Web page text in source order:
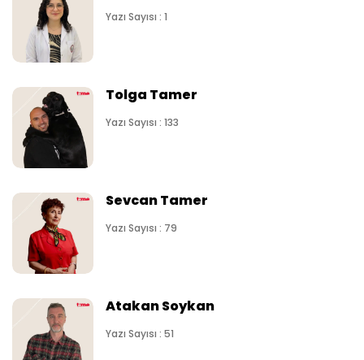
Yazı Sayısı : 1
Tolga Tamer
Yazı Sayısı : 133
Sevcan Tamer
Yazı Sayısı : 79
Atakan Soykan
Yazı Sayısı : 51